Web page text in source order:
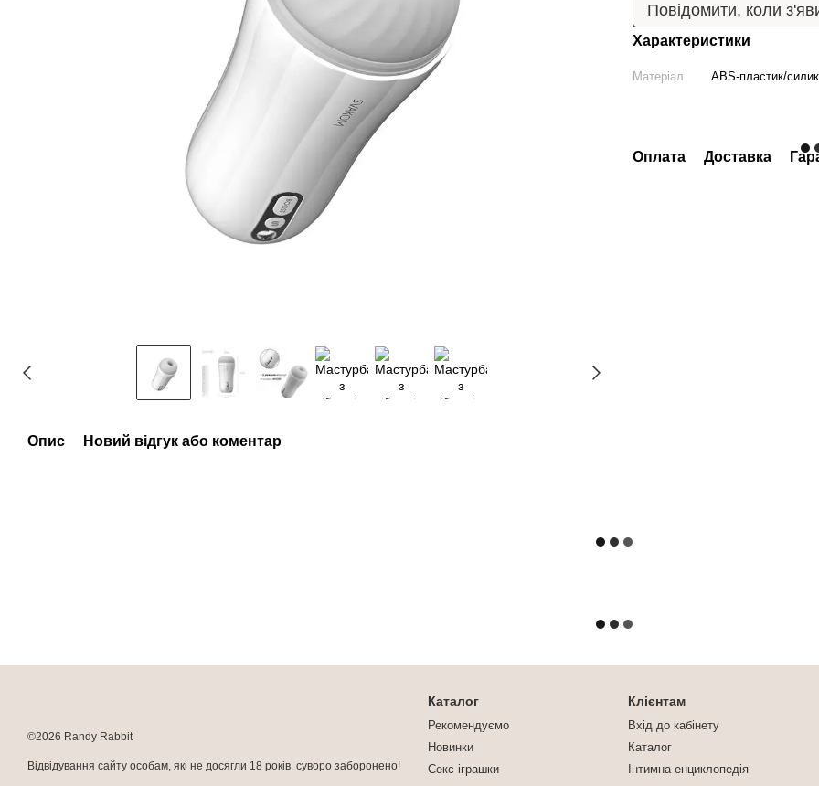
Опис Новий відгук або коментар
Повідомити, коли
Характеристики
Матеріал ABS-пластик/
Оплата Доставка
©2026 Randy Rabbit
Відвідування сайту особам, які не досягли 18 років, суворо заборонено!
Каталог
Рекомендуємо
Новинки
Секс іграшки
Клієнтам
Вхід до кабінету
Каталог
Інтимна енциклопедія